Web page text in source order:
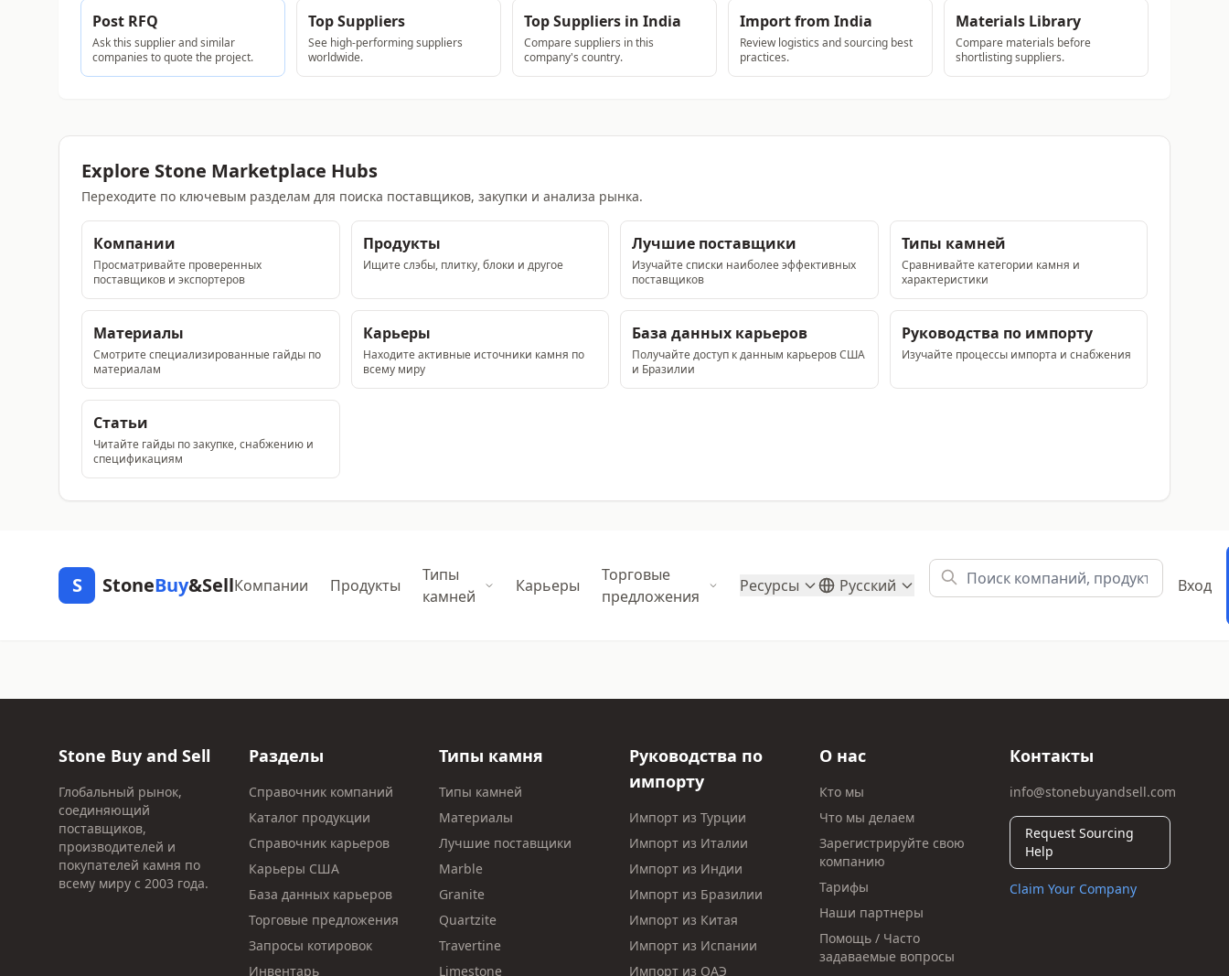
Post RFQ
Ask this supplier and similar
companies to quote the project.
Top Suppliers
See high-performing suppliers
worldwide.
Top Suppliers in India
Compare suppliers in this
company's country.
Import from India
Review logistics and sourcing best
practices.
Materials Library
Compare materials before
shortlisting suppliers.
Explore Stone Marketplace Hubs
Переходите по ключевым разделам для поиска поставщиков, закупки и анализа рынка.
Компании
Просматривайте проверенных
поставщиков и экспортеров
Продукты
Ищите слэбы, плитку, блоки и другое
Лучшие поставщики
Изучайте списки наиболее эффективных
поставщиков
Типы камней
Сравнивайте категории камня и
характеристики
Материалы
Смотрите специализированные гайды по
материалам
Карьеры
Находите активные источники камня по
всему миру
База данных карьеров
Получайте доступ к данным карьеров США
и Бразилии
Руководства по импорту
Изучайте процессы импорта и снабжения
Статьи
Читайте гайды по закупке, снабжению и
спецификациям
S StoneBuy&SellКомпании Продукты
Типы
камней
Карьеры
Торговые
предложения
Ресурсы Русский Вход
Stone Buy and Sell
Глобальный рынок,
соединяющий
поставщиков,
производителей и
покупателей камня по
всему миру с 2003 года.
Разделы
Справочник компаний
Каталог продукции
Справочник карьеров
Карьеры США
База данных карьеров
Торговые предложения
Запросы котировок
Инвентарь
Типы камня
Типы камней
Материалы
Лучшие поставщики
Marble
Granite
Quartzite
Travertine
Limestone
Руководства по
импорту
Импорт из Турции
Импорт из Италии
Импорт из Индии
Импорт из Бразилии
Импорт из Китая
Импорт из Испании
Импорт из ОАЭ
О нас
Кто мы
Что мы делаем
Зарегистрируйте свою
компанию
Тарифы
Наши партнеры
Помощь / Часто
задаваемые вопросы
Контакты
info@stonebuyandsell.com
Request Sourcing
Help
Claim Your Company